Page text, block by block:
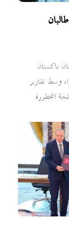
باكستان
وسط تقارير
المحظورة